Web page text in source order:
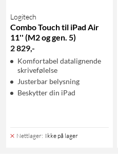
Logitech
Combo Touch til iPad Air
11'' (M2 og gen. 5)
2 829,-
Komfortabel datalignende
skrivefølelse
Justerbar belysning
Beskytter din iPad
Nettlager: Ikke på lager